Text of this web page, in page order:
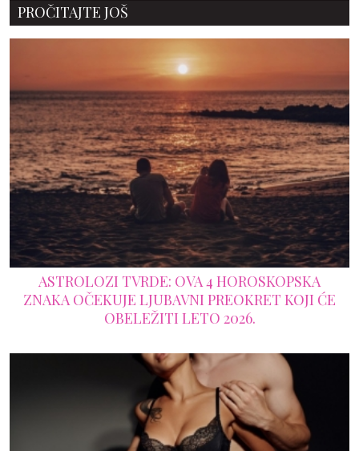
PROČITAJTE JOŠ
ASTROLOZI TVRDE: OVA 4 HOROSKOPSKA
ZNAKA OČEKUJE LJUBAVNI PREOKRET KOJI ĆE
OBELEŽITI LETO 2026.